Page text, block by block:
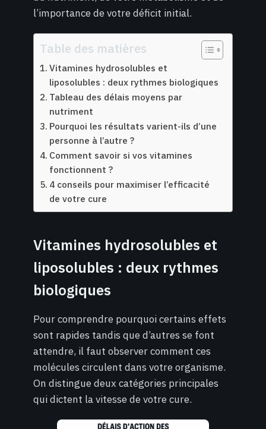
l’importance de votre déficit initial.
Table des matières
Vitamines hydrosolubles et
liposolubles : deux rythmes biologiques
Tableau des délais moyens par
nutriment
Pourquoi les résultats varient-ils d’une
personne à l’autre ?
Comment savoir si vos vitamines
fonctionnent ?
4 conseils pour maximiser l’efficacité
de votre cure
Vitamines hydrosolubles et
liposolubles : deux rythmes
biologiques
Pour comprendre pourquoi certains effets
sont rapides tandis que d’autres se font
attendre, il faut observer comment ces
molécules circulent dans votre organisme.
On distingue deux catégories principales
qui dictent la vitesse de votre cure.